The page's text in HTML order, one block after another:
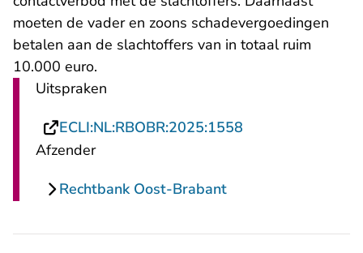
moeten de vader en zoons schadevergoedingen
betalen aan de slachtoffers van in totaal ruim
10.000 euro.
Uitspraken
ECLI:NL:RBOBR:2025:1558
Afzender
Rechtbank Oost-Brabant